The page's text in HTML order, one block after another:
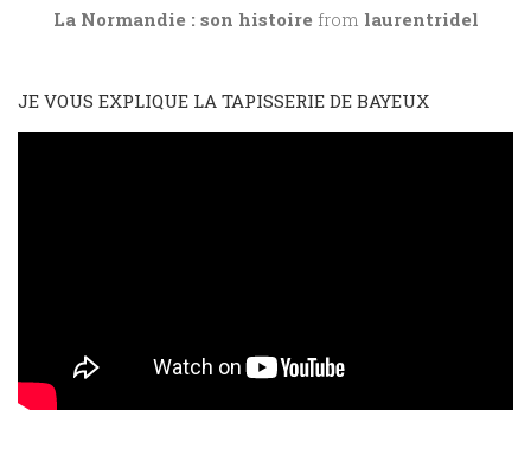
La Normandie : son histoire from laurentridel
JE VOUS EXPLIQUE LA TAPISSERIE DE BAYEUX